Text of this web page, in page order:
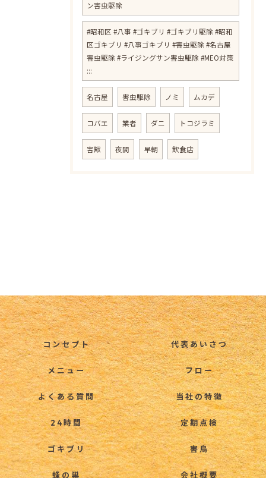
ン害虫駆除
#昭和区 #八事 #ゴキブリ #ゴキブリ駆除 #昭和
区ゴキブリ #八事ゴキブリ #害虫駆除 #名古屋
害虫駆除 #ライジングサン害虫駆除 #MEO対策
:::
名古屋 害虫駆除 ノミ ムカデ
コバエ 業者 ダニ トコジラミ
害獣 夜間 早朝 飲食店
コンセプト 代表あいさつ
メニュー フロー
よくある質問 当社の特徴
24時間 定期点検
ゴキブリ 害鳥
蜂の巣 会社概要